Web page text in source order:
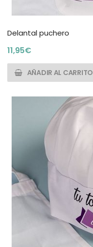
Delantal puchero
11,95€
AÑADIR AL CARRITO